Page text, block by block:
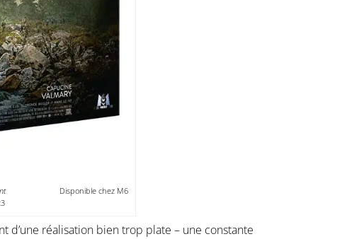
Disponible chez M6
d’une réalisation bien trop plate – une constante